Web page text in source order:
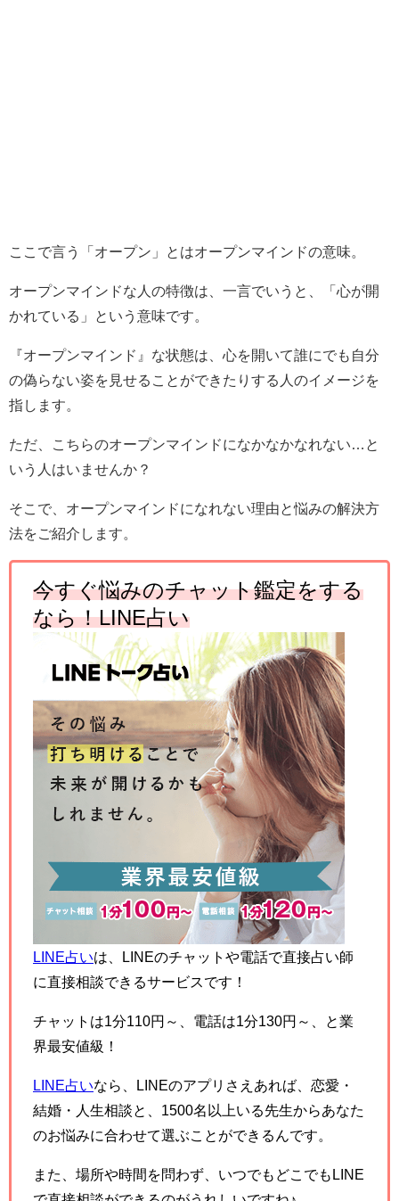
ここで言う「オープン」とはオープンマインドの意味。
オープンマインドな人の特徴は、一言でいうと、「心が開
かれている」という意味です。
『オープンマインド』な状態は、心を開いて誰にでも自分
の偽らない姿を見せることができたりする人のイメージを
指します。
ただ、こちらのオープンマインドになかなかなれない…と
いう人はいませんか？
そこで、オープンマインドになれない理由と悩みの解決方
法をご紹介します。
今すぐ悩みのチャット鑑定をする
なら！LINE占い
LINE占いは、LINEのチャットや電話で直接占い師
に直接相談できるサービスです！
チャットは1分110円～、電話は1分130円～、と業
界最安値級！
LINE占いなら、LINEのアプリさえあれば、恋愛・
結婚・人生相談と、1500名以上いる先生からあなた
のお悩みに合わせて選ぶことができるんです。
また、場所や時間を問わず、いつでもどこでもLINE